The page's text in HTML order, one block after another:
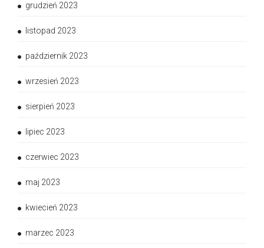
grudzień 2023
listopad 2023
październik 2023
wrzesień 2023
sierpień 2023
lipiec 2023
czerwiec 2023
maj 2023
kwiecień 2023
marzec 2023